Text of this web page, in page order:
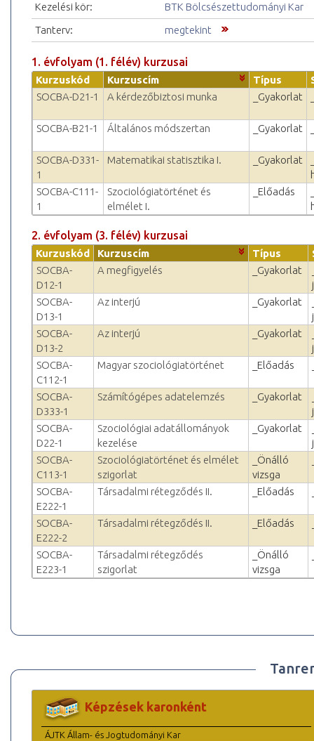
Kezelési kör:
BTK Bölcsészettudományi Kar
Tanterv:
megtekint
1. évfolyam (1. félév) kurzusai
Kurzuskód Kurzuscím Típus
SOCBA-D21-1
A kérdezőbiztosi munka _Gyakorlat
SOCBA-B21-1 Általános módszertan _Gyakorlat
SOCBA-D331-
1
Matematikai statisztika I. _Gyakorlat
SOCBA-C111-
1
Szociológiatörténet és
elmélet I.
_Előadás
2. évfolyam (3. félév) kurzusai
Kurzuskód Kurzuscím Típus
SOCBA-
D12-1
A megfigyelés _Gyakorlat
SOCBA-
D13-1
Az interjú _Gyakorlat
SOCBA-
D13-2
Az interjú _Gyakorlat
SOCBA-
C112-1
Magyar szociológiatörténet _Előadás
SOCBA-
D333-1
Számítógépes adatelemzés _Gyakorlat
SOCBA-
D22-1
Szociológiai adatállományok
kezelése
_Gyakorlat
SOCBA-
C113-1
Szociológiatörténet és elmélet
szigorlat
_Önálló
vizsga
SOCBA-
E222-1
Társadalmi rétegződés II. _Előadás
SOCBA-
E222-2
Társadalmi rétegződés II. _Előadás
SOCBA-
E223-1
Társadalmi rétegződés
szigorlat
_Önálló
vizsga
Képzések karonként
ÁJTK Állam- és Jogtudományi Kar